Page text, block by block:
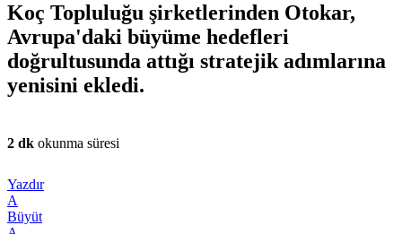
Koç Topluluğu şirketlerinden Otokar,
Avrupa'daki büyüme hedefleri
doğrultusunda attığı stratejik adımlarına
yenisini ekledi.
2 dk okunma süresi
Yazdır
A
Büyüt